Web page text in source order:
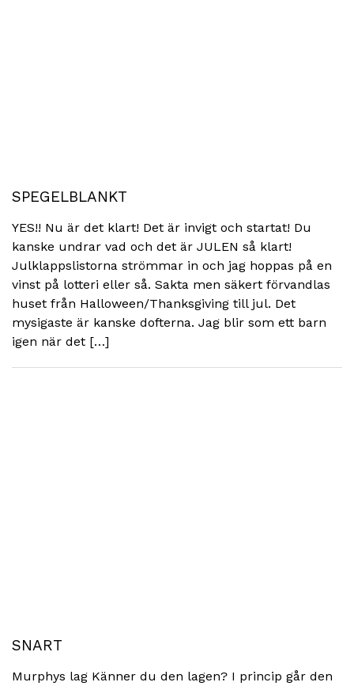
SPEGELBLANKT
YES!! Nu är det klart! Det är invigt och startat! Du
kanske undrar vad och det är JULEN så klart!
Julklappslistorna strömmar in och jag hoppas på en
vinst på lotteri eller så. Sakta men säkert förvandlas
huset från Halloween/Thanksgiving till jul. Det
mysigaste är kanske dofterna. Jag blir som ett barn
igen när det […]
SNART
Murphys lag Känner du den lagen? I princip går den